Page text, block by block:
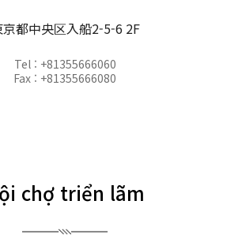
京都中央区入船2-5-6 2F
Tel : +81355666060
Fax : +81355666080
chợ triển lãm